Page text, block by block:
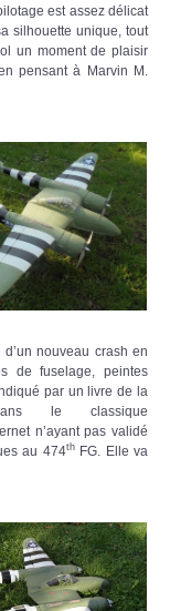
est assez délicat
silhouette unique, tout
un moment de plaisir
pensant à Marvin M.
nouveau crash en
de fuselage, peintes
par un livre de la
le classique
n’ayant pas validé
au 474thFG. Elle va